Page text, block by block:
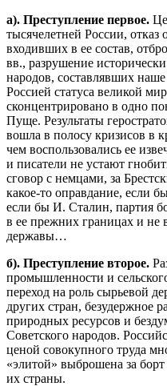
а). Преступление первое.
тысячелетней России,
входивших в ее состав,
вв., разрушение
народов, составлявших наше
Россией статуса великой
сконцентрировано в одно
Пуще. Результаты
вошла в полосу кризисов в
чем воспользовались ее
и писатели не устают
сговор с немцами, за
какое-то оправдание, если
если бы И. Сталин, партия
в ее прежних границах и не
державы…
б). Преступление второе.
промышленности и
переход на роль сырьевой
других стран, безудержное
природных ресурсов и
Советского народов.
ценой совокупного труда
«элитой» выброшена за
их страны.